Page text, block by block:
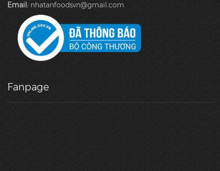
Email: nhatanfoodsvn@gmail.com
Fanpage